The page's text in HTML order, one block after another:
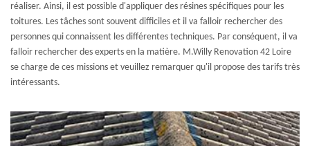
réaliser. Ainsi, il est possible d'appliquer des résines spécifiques pour les
toitures. Les tâches sont souvent difficiles et il va falloir rechercher des
personnes qui connaissent les différentes techniques. Par conséquent, il va
falloir rechercher des experts en la matière. M.Willy Renovation 42 Loire
se charge de ces missions et veuillez remarquer qu'il propose des tarifs très
intéressants.